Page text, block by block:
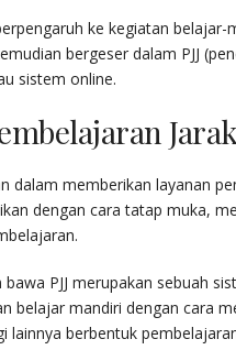
ke kegiatan
bergeser dalam PJJ
sistem online.
dalam memberikan layanan
dengan cara tatap muka,
bawa PJJ merupakan sebuah
belajar mandiri dengan cara
lainnya berbentuk